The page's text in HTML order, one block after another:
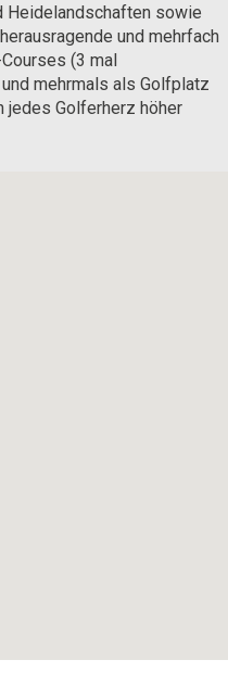
Heidelandschaften sowie
und mehrfach
(3 mal
mehrmals als Golfplatz
Golferherz höher